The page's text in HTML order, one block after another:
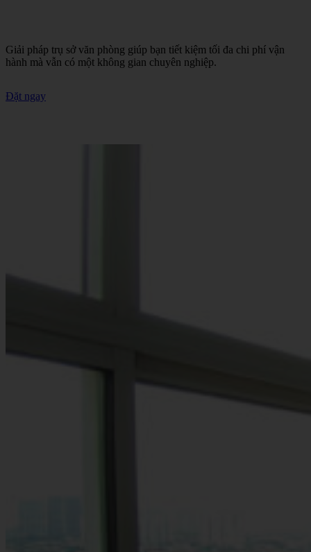
Giải pháp trụ sở văn phòng giúp bạn tiết kiệm tối đa chi phí vận
hành mà vẫn có một không gian chuyên nghiệp.
Đặt ngay